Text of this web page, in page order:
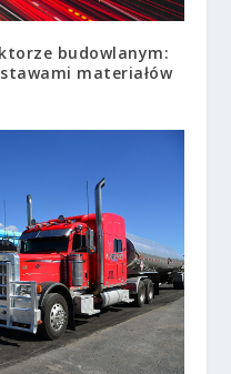
budowlanym:
materiałów